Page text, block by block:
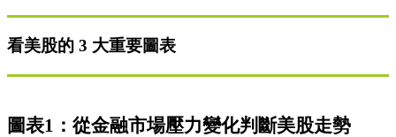
看美股的 3 大重要圖表
圖表1：從金融市場壓力變化判斷美股走勢